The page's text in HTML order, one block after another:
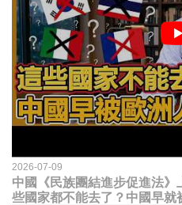
2026-07-09
中國《民族團結進步促進法
些國家都不能去了？中國早就